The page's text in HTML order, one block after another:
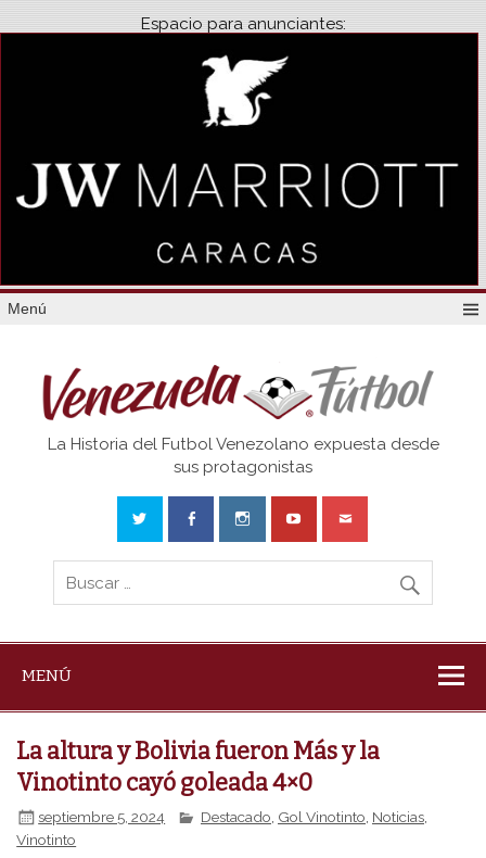
Espacio para anunciantes:
Menú
Venezuela
La Historia del Futbol Venezolano expuesta desde
sus protagonistas
MENÚ
La altura y Bolivia fueron Más y la
Vinotinto cayó goleada 4×0
septiembre 5, 2024 Destacado Gol Vinotinto Noticias
Vinotinto